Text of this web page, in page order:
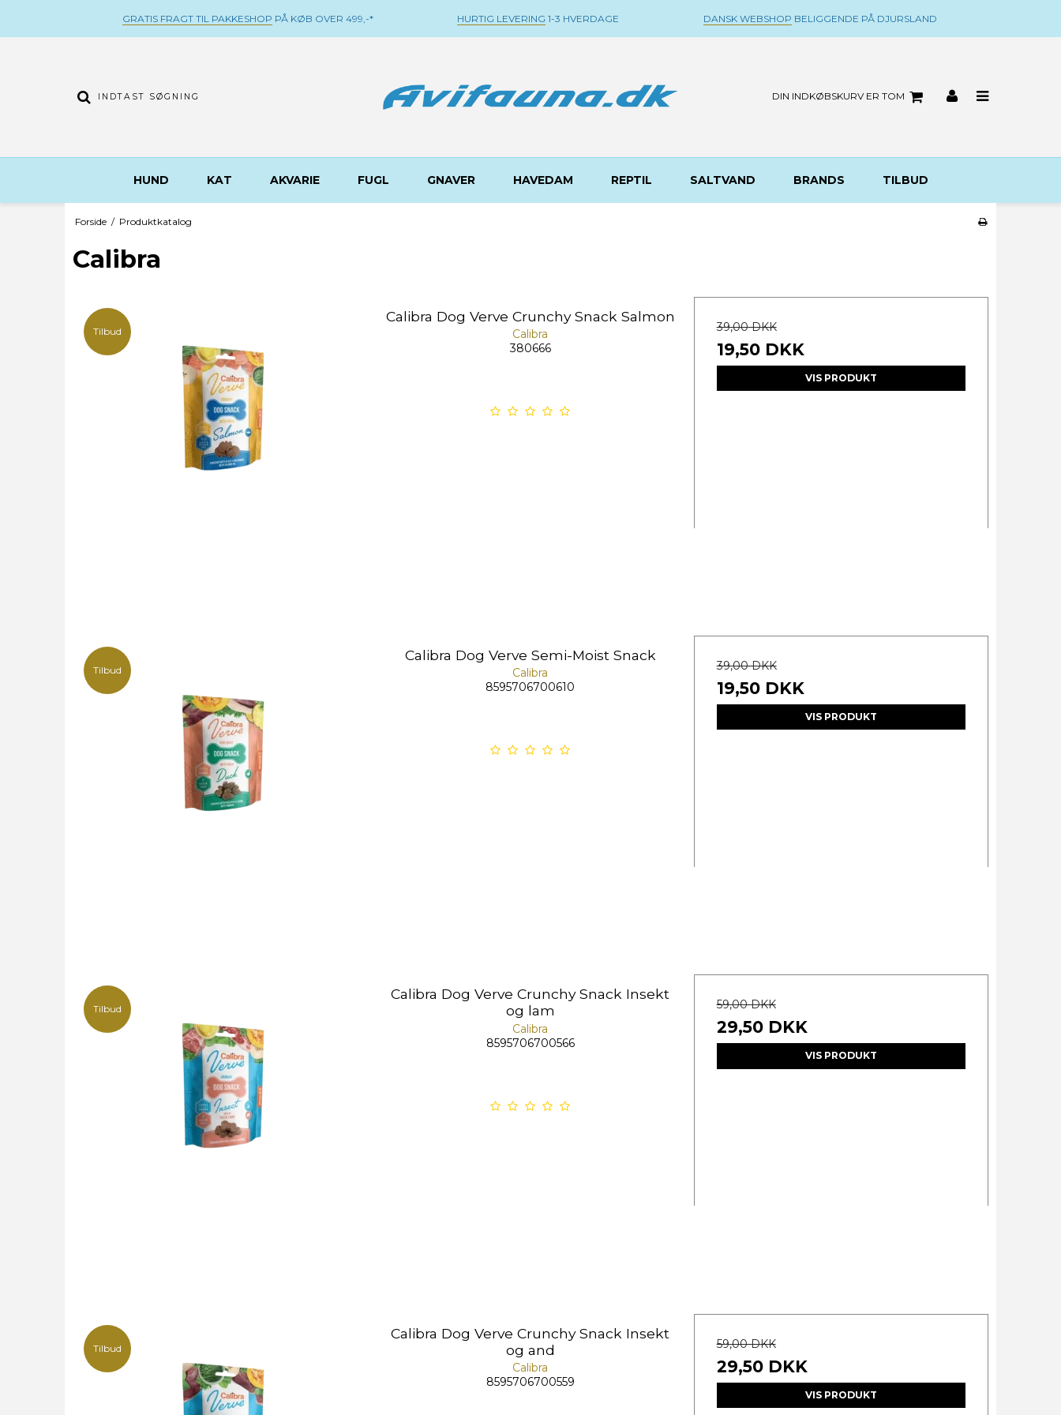
GRATIS FRAGT TIL PAKKESHOP PÅ KØB OVER 499,-* HURTIG LEVERING 1-3 HVERDAGE DANSK WEBSHOP BELIGGENDE PÅ DJURSLAND
DIN INDKØBSKURV ER TOM
HUND KAT AKVARIE FUGL GNAVER HAVEDAM REPTIL SALTVAND BRANDS TILBUD
Forside / Produktkatalog
Calibra
Tilbud
Calibra Dog Verve Crunchy Snack Salmon
Calibra
380666
39,00 DKK
19,50 DKK
VIS PRODUKT
Tilbud
Calibra Dog Verve Semi-Moist Snack
Calibra
8595706700610
39,00 DKK
19,50 DKK
VIS PRODUKT
Tilbud
Calibra Dog Verve Crunchy Snack Insekt
og lam
Calibra
8595706700566
59,00 DKK
29,50 DKK
VIS PRODUKT
Tilbud
Calibra Dog Verve Crunchy Snack Insekt
og and
Calibra
8595706700559
59,00 DKK
29,50 DKK
VIS PRODUKT